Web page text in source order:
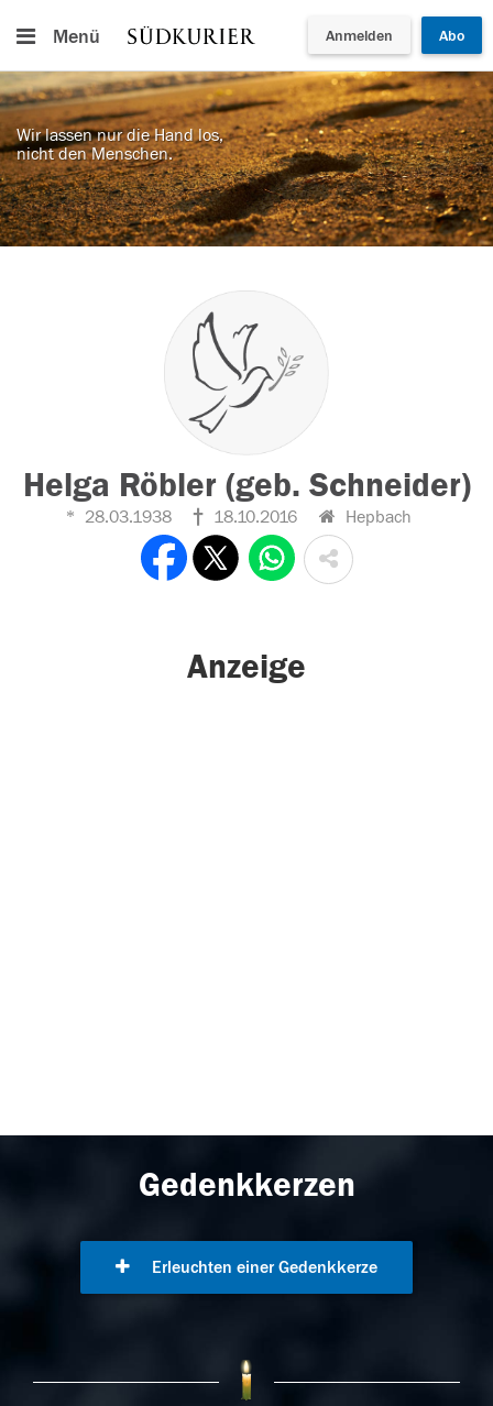
Menü Anmelden Abo
Wir lassen nur die Hand los,
nicht den Menschen.
Helga Röbler (geb. Schneider)
28.03.1938 18.10.2016 Hepbach
Anzeige
Gedenkkerzen
Erleuchten einer Gedenkkerze